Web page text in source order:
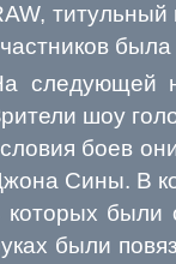
следующей
шоу
боев
Сины. В
которых были
были